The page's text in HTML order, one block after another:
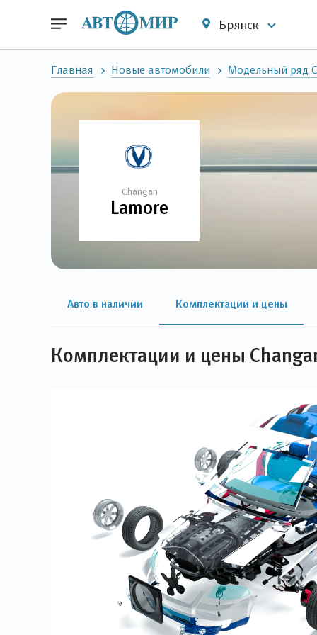
Брянск
Главная Новые автомобили Модельный ряд
Changan
Lamore
Авто в наличии Комплектации и цены
Комплектации и цены